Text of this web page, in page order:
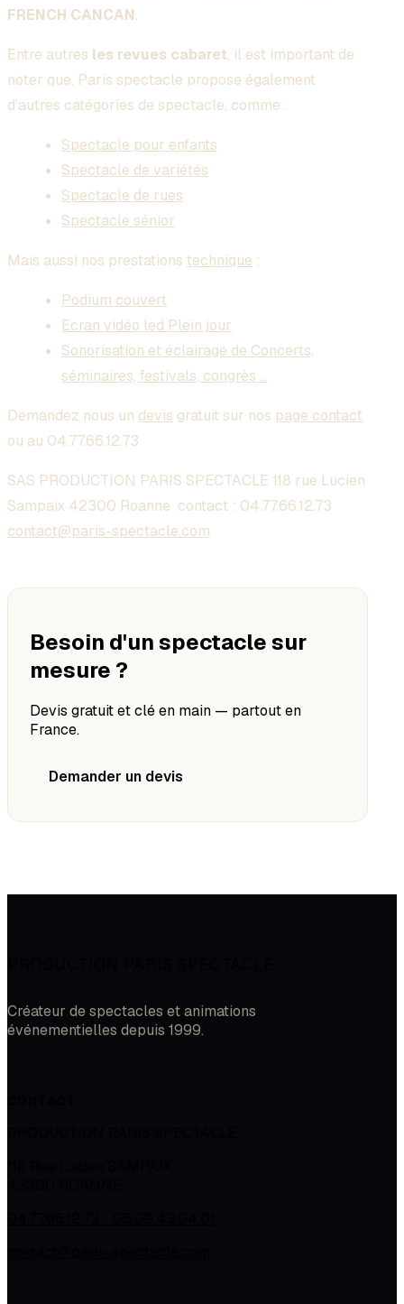
FRENCH CANCAN.
Entre autres les revues cabaret, il est important de
noter que, Paris spectacle propose également
d’autres catégories de spectacle, comme :
Spectacle pour enfants
Spectacle de variétés
Spectacle de rues
Spectacle sénior
Mais aussi nos prestations technique :
Podium couvert
Ecran vidéo led Plein jour
Sonorisation et éclairage de Concerts,
séminaires, festivals, congrès …
Demandez nous un devis gratuit sur nos page contact
ou au 04.77.66.12.73
SAS PRODUCTION PARIS SPECTACLE 118 rue Lucien
Sampaix 42300 Roanne contact : 04.77.66.12.73
contact@paris-spectacle.com
Besoin d'un spectacle sur
mesure ?
Devis gratuit et clé en main — partout en
France.
Demander un devis
Créateur de spectacles et animations
événementielles depuis 1999.